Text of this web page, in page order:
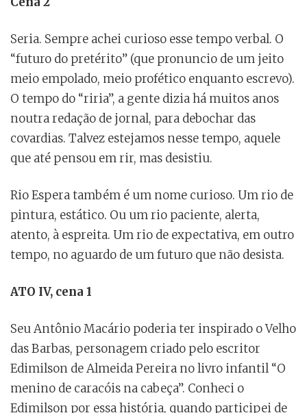
Seria. Sempre achei curioso esse tempo verbal. O
“futuro do pretérito” (que pronuncio de um jeito
meio empolado, meio profético enquanto escrevo).
O tempo do “riria”, a gente dizia há muitos anos
noutra redação de jornal, para debochar das
covardias. Talvez estejamos nesse tempo, aquele
que até pensou em rir, mas desistiu.
Rio Espera também é um nome curioso. Um rio de
pintura, estático. Ou um rio paciente, alerta,
atento, à espreita. Um rio de expectativa, em outro
tempo, no aguardo de um futuro que não desista.
ATO IV, cena 1
Seu Antônio Macário poderia ter inspirado o Velho
das Barbas, personagem criado pelo escritor
Edimilson de Almeida Pereira no livro infantil “O
menino de caracóis na cabeça”. Conheci o
Edimilson por essa história, quando participei de